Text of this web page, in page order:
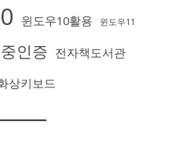
윈도우10활용 윈도우11
인증 전자책도서관
상키보드